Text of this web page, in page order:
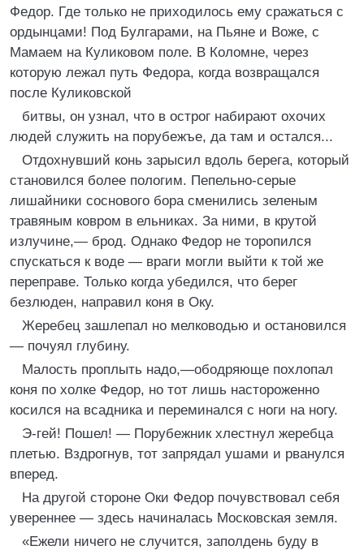
Федор. Где только не приходилось ему сражаться с
ордынцами! Под Булгарами, на Пьяне и Воже, с
Мамаем на Куликовом поле. В Коломне, через
которую лежал путь Федора, когда возвращался
после Куликовской
битвы, он узнал, что в острог набирают охочих
людей служить на порубежъе, да там и остался...
Отдохнувший конь зарысил вдоль берега, который
становился более пологим. Пепельно-серые
лишайники соснового бора сменились зеленым
травяным ковром в ельниках. За ними, в крутой
излучине,— брод. Однако Федор не торопился
спускаться к воде — враги могли выйти к той же
переправе. Только когда убедился, что берег
безлюден, направил коня в Оку.
Жеребец зашлепал но мелководью и остановился
— почуял глубину.
Малость проплыть надо,—ободряюще похлопал
коня по холке Федор, но тот лишь настороженно
косился на всадника и переминался с ноги на ногу.
Э-гей! Пошел! — Порубежник хлестнул жеребца
плетью. Вздрогнув, тот запрядал ушами и рванулся
вперед.
На другой стороне Оки Федор почувствовал себя
увереннее — здесь начиналась Московская земля.
«Ежели ничего не случится, заполдень буду в